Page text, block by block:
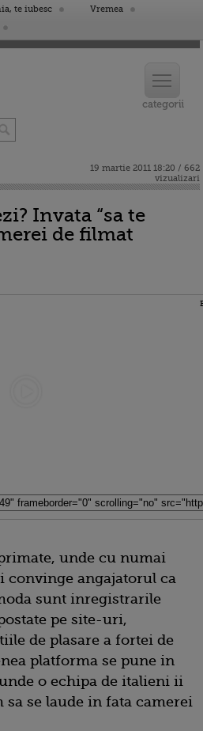
te iubesc
Vremea
19 martie 2011 18:20 / 662
vizualizari
Invata “sa te
de filmat
unde cu numai
convinge angajatorul ca
sunt inregistrarile
pe site-uri,
de plasare a fortei de
platforma se pune in
o echipa de italieni ii
se laude in fata camerei